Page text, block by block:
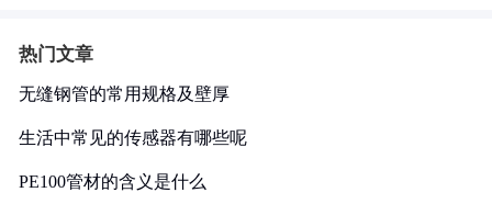
热门文章
无缝钢管的常用规格及壁厚
生活中常见的传感器有哪些呢
PE100管材的含义是什么